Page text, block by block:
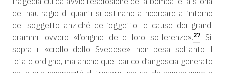
del naufragio di quanti si ostinano a ricercare all’interno
del soggetto anziché dell’oggetto le cause dei grandi
drammi, ovvero «l’origine delle loro sofferenze».27
Sì,
sopra il «crollo dello Svedese», non pesa soltanto il
letale ordigno, ma anche quel carico d’angoscia generato